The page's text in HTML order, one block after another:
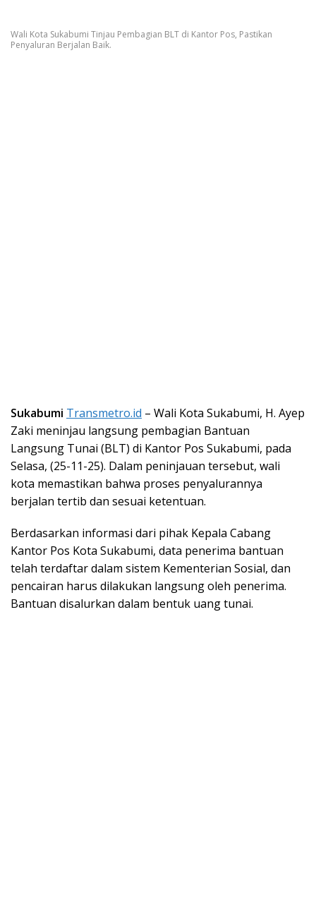
Wali Kota Sukabumi Tinjau Pembagian BLT di Kantor Pos, Pastikan
Penyaluran Berjalan Baik.
Sukabumi Transmetro.id – Wali Kota Sukabumi, H. Ayep
Zaki meninjau langsung pembagian Bantuan
Langsung Tunai (BLT) di Kantor Pos Sukabumi, pada
Selasa, (25-11-25). Dalam peninjauan tersebut, wali
kota memastikan bahwa proses penyalurannya
berjalan tertib dan sesuai ketentuan.
Berdasarkan informasi dari pihak Kepala Cabang
Kantor Pos Kota Sukabumi, data penerima bantuan
telah terdaftar dalam sistem Kementerian Sosial, dan
pencairan harus dilakukan langsung oleh penerima.
Bantuan disalurkan dalam bentuk uang tunai.